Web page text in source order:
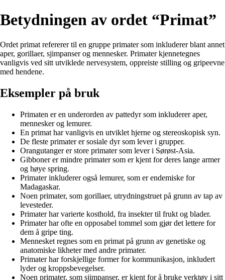
Betydningen av ordet “Primat”
Ordet primat refererer til en gruppe primater som inkluderer blant annet
aper, gorillaer, sjimpanser og mennesker. Primater kjennetegnes
vanligvis ved sitt utviklede nervesystem, oppreiste stilling og gripeevne
med hendene.
Eksempler på bruk
Primaten er en underorden av pattedyr som inkluderer aper,
mennesker og lemurer.
En primat har vanligvis en utviklet hjerne og stereoskopisk syn.
De fleste primater er sosiale dyr som lever i grupper.
Orangutanger er store primater som lever i Sørøst-Asia.
Gibboner er mindre primater som er kjent for deres lange armer
og høye spring.
Primater inkluderer også lemurer, som er endemiske for
Madagaskar.
Noen primater, som gorillaer, utrydningstruet på grunn av tap av
levesteder.
Primater har varierte kosthold, fra insekter til frukt og blader.
Primater har ofte en opposabel tommel som gjør det lettere for
dem å gripe ting.
Mennesket regnes som en primat på grunn av genetiske og
anatomiske likheter med andre primater.
Primater har forskjellige former for kommunikasjon, inkludert
lyder og kroppsbevegelser.
Noen primater, som sjimpanser, er kjent for å bruke verktøy i sitt